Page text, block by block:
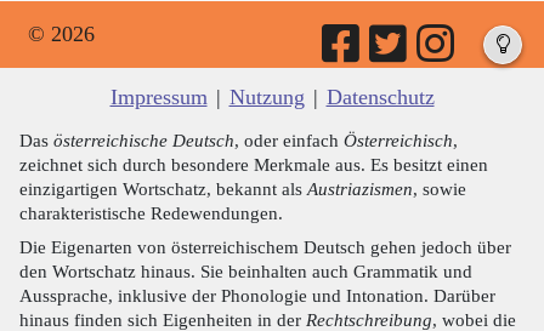
© 2026
Impressum | Nutzung | Datenschutz
Das österreichische Deutsch, oder einfach Österreichisch,
zeichnet sich durch besondere Merkmale aus. Es besitzt einen
einzigartigen Wortschatz, bekannt als Austriazismen, sowie
charakteristische Redewendungen.
Die Eigenarten von österreichischem Deutsch gehen jedoch über
den Wortschatz hinaus. Sie beinhalten auch Grammatik und
Aussprache, inklusive der Phonologie und Intonation. Darüber
hinaus finden sich Eigenheiten in der Rechtschreibung, wobei die